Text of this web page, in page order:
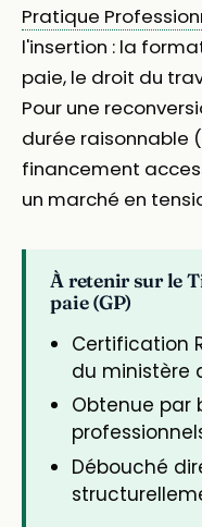
Pratique
l'insertion : la
paie, le droit du
Pour une
durée raisonnable
financement
un marché en
À retenir sur le
paie (GP)
Certification
du ministère
Obtenue par
Débouché